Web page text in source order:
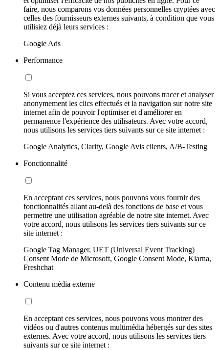
faire, nous comparons vos données personnelles cryptées avec
celles des fournisseurs externes suivants, à condition que vous
utilisiez déjà leurs services :
Google Ads
Performance
Si vous acceptez ces services, nous pouvons tracer et analyser
anonymement les clics effectués et la navigation sur notre site
internet afin de pouvoir l'optimiser et d'améliorer en
permanence l'expérience des utilisateurs. Avec votre accord,
nous utilisons les services tiers suivants sur ce site internet :
Google Analytics, Clarity, Google Avis clients, A/B-Testing
Fonctionnalité
En acceptant ces services, nous pouvons vous fournir des
fonctionnalités allant au-delà des fonctions de base et vous
permettre une utilisation agréable de notre site internet. Avec
votre accord, nous utilisons les services tiers suivants sur ce
site internet :
Google Tag Manager, UET (Universal Event Tracking)
Consent Mode de Microsoft, Google Consent Mode, Klarna,
Freshchat
Contenu média externe
En acceptant ces services, nous pouvons vous montrer des
vidéos ou d'autres contenus multimédia hébergés sur des sites
externes. Avec votre accord, nous utilisons les services tiers
suivants sur ce site internet :